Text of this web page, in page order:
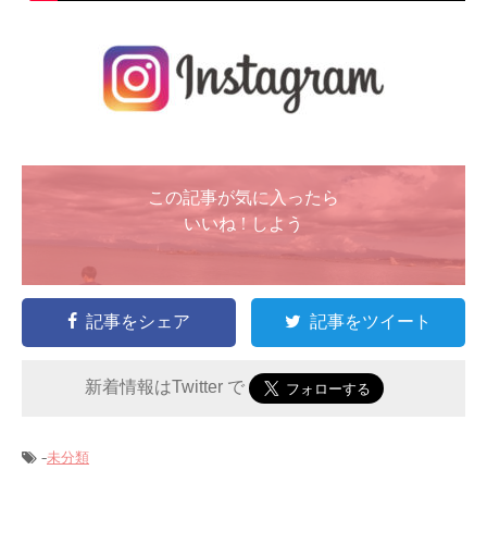
この記事が気に入ったら
いいね ! しよう
記事をシェア 記事をツイート
新着情報はTwitter で
-未分類